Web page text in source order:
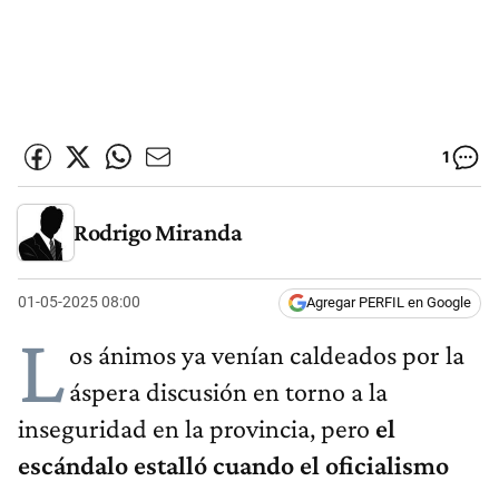
1
Rodrigo Miranda
01-05-2025 08:00 Agregar PERFIL en Google
Los ánimos ya venían caldeados por la
áspera discusión en torno a la
inseguridad en la provincia, pero el
escándalo estalló cuando el oficialismo